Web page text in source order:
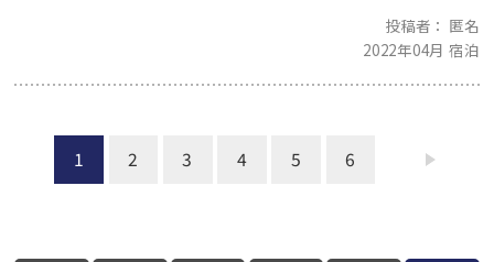
投稿者
匿名
2022年04月 宿泊
1 2 3 4 5 6